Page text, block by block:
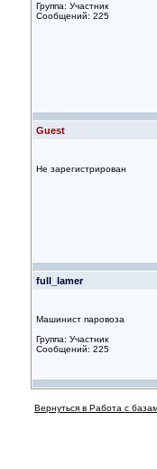
Группа: Участник
Сообщений: 225
Guest
Не зарегистрирован
full_lamer
Машинист паровоза
Группа: Участник
Сообщений: 225
Вернуться в Работа с